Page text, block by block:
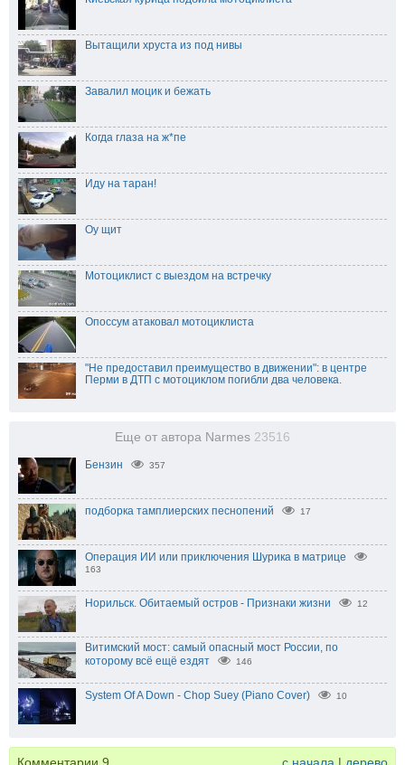
Вытащили хруста из под нивы
Завалил моцик и бежать
Когда глаза на ж*пе
Иду на таран!
Оу щит
Мотоциклист с выездом на встречку
Опоссум атаковал мотоциклиста
"Не предоставил преимущество в движении": в центре
Перми в ДТП с мотоциклом погибли два человека.
Еще от автора Narmes 23516
Бензин 357
подборка тамплиерских песнопений 17
Операция ИИ или приключения Шурика в матрице
163
Норильск. Обитаемый остров - Признаки жизни 12
Витимский мост: самый опасный мост России, по
которому всё ещё ездят
146
System Of A Down - Chop Suey (Piano Cover) 10
Комментарии 9 с начала | дерево